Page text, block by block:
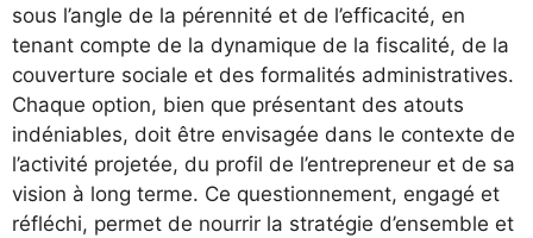
sous l’angle de la pérennité et de l’efficacité, en
tenant compte de la dynamique de la fiscalité, de la
couverture sociale et des formalités administratives.
Chaque option, bien que présentant des atouts
indéniables, doit être envisagée dans le contexte de
l’activité projetée, du profil de l’entrepreneur et de sa
vision à long terme. Ce questionnement, engagé et
réfléchi, permet de nourrir la stratégie d’ensemble et